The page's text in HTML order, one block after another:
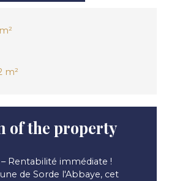
m²
m²
of the property
Rentabilité immédiate !
de Sorde l'Abbaye, cet